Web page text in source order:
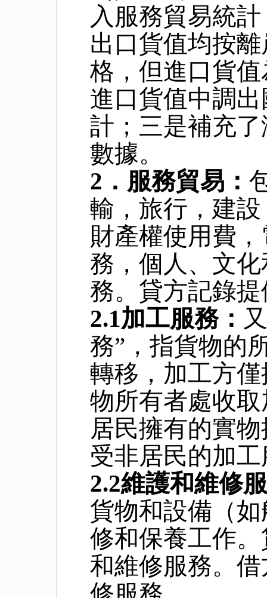
入服務貿易統
出口貨值均按
格，但進口貨
進口貨值中調
計；三是補充
數據。
2 ． 服務貿易：
輸，旅行，建
財產權使用費
務，個人、文
務。貸方記錄
2.1加工服務：
務”，指貨物的
轉移，加工方
物所有者處收
居民擁有的實
受非居民的加
2.2維護和維修
貨物和設備（
修和保養工作
和維修服務。